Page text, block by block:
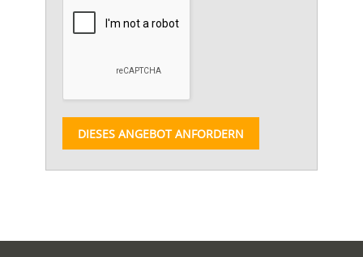
DIESES ANGEBOT ANFORDERN